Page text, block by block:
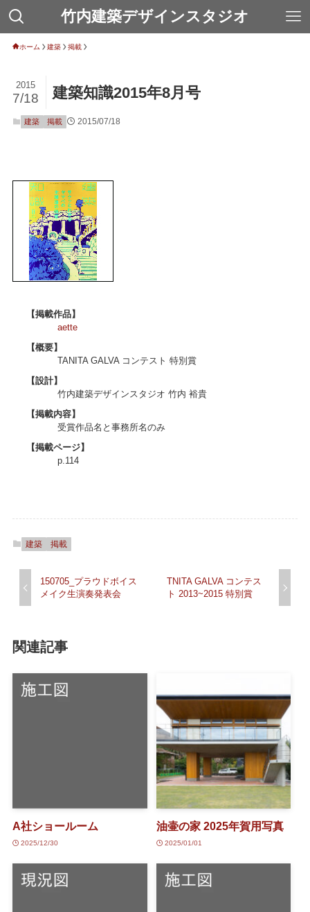
竹内建築デザインスタジオ
ホーム 建築 掲載
建築知識2015年8月号
2015
7/18
建築 掲載 2015/07/18
【掲載作品】
aette
【概要】
TANITA GALVA コンテスト 特別賞
【設計】
竹内建築デザインスタジオ 竹内 裕貴
【掲載内容】
受賞作品名と事務所名のみ
【掲載ページ】
p.114
建築 掲載
150705_プラウドボイス
メイク生演奏発表会
TNITA GALVA コンテス
ト 2013~2015 特別賞
関連記事
A社ショールーム
2025/12/30
油壷の家 2025年賀用写真
2025/01/01